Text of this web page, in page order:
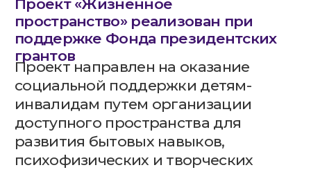
инвалидам путем организации
доступного пространства для
развития бытовых навыков,
психофизических и творческих
способностей, необходимых для
самостоятельной жизни
〜детей в возрасте от 6 до 12 лет,
имеющие инвалидность - диагноз ДЦП
(детский церебральный паралич)
лёгкой и средней степени тяжести
Проект создан для: